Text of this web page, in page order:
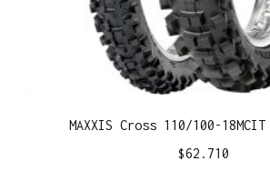
MAXXIS Cross 110/100-18MCIT
$62.710